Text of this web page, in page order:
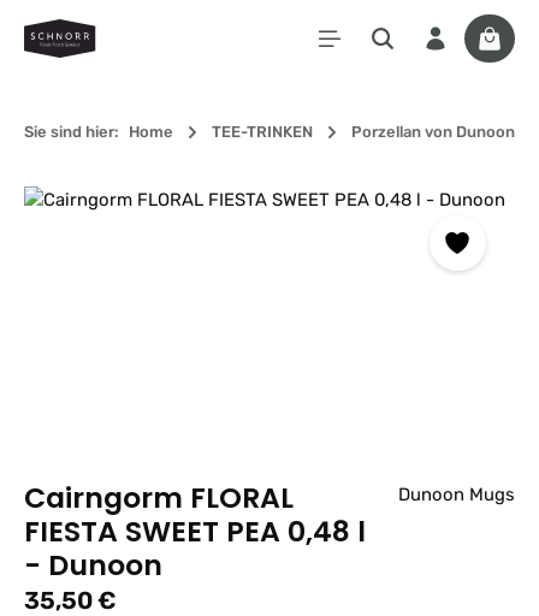
Zum Hauptinhalt springen
Sie sind hier: Home TEE-TRINKEN Porzellan von Dunoon
Bildergalerie überspringen
Cairngorm FLORAL
FIESTA SWEET PEA 0,48 l
- Dunoon
Dunoon Mugs
Regulärer Preis:
35,50 €